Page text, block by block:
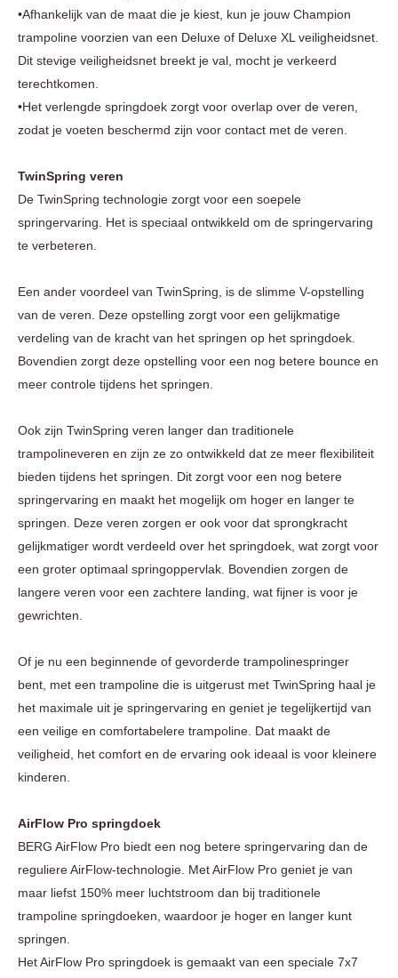
•Afhankelijk van de maat die je kiest, kun je jouw Champion
trampoline voorzien van een Deluxe of Deluxe XL veiligheidsnet.
Dit stevige veiligheidsnet breekt je val, mocht je verkeerd
terechtkomen.
•Het verlengde springdoek zorgt voor overlap over de veren,
zodat je voeten beschermd zijn voor contact met de veren.
TwinSpring veren
De TwinSpring technologie zorgt voor een soepele
springervaring. Het is speciaal ontwikkeld om de springervaring
te verbeteren.
Een ander voordeel van TwinSpring, is de slimme V-opstelling
van de veren. Deze opstelling zorgt voor een gelijkmatige
verdeling van de kracht van het springen op het springdoek.
Bovendien zorgt deze opstelling voor een nog betere bounce en
meer controle tijdens het springen.
Ook zijn TwinSpring veren langer dan traditionele
trampolineveren en zijn ze zo ontwikkeld dat ze meer flexibiliteit
bieden tijdens het springen. Dit zorgt voor een nog betere
springervaring en maakt het mogelijk om hoger en langer te
springen. Deze veren zorgen er ook voor dat sprongkracht
gelijkmatiger wordt verdeeld over het springdoek, wat zorgt voor
een groter optimaal springoppervlak. Bovendien zorgen de
langere veren voor een zachtere landing, wat fijner is voor je
gewrichten.
Of je nu een beginnende of gevorderde trampolinespringer
bent, met een trampoline die is uitgerust met TwinSpring haal je
het maximale uit je springervaring en geniet je tegelijkertijd van
een veilige en comfortabelere trampoline. Dat maakt de
veiligheid, het comfort en de ervaring ook ideaal is voor kleinere
kinderen.
AirFlow Pro springdoek
BERG AirFlow Pro biedt een nog betere springervaring dan de
reguliere AirFlow-technologie. Met AirFlow Pro geniet je van
maar liefst 150% meer luchtstroom dan bij traditionele
trampoline springdoeken, waardoor je hoger en langer kunt
springen.
Het AirFlow Pro springdoek is gemaakt van een speciale 7x7